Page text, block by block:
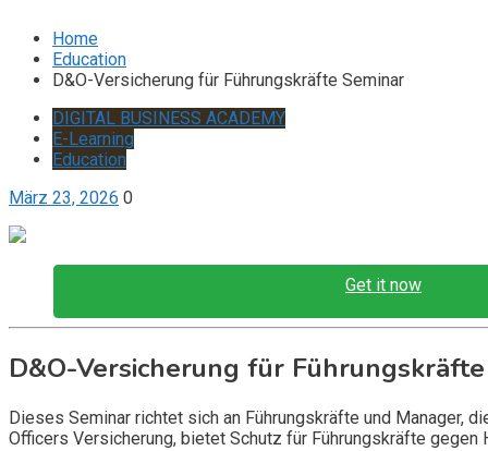
Home
Education
D&O-Versicherung für Führungskräfte Seminar
DIGITAL BUSINESS ACADEMY
E-Learning
Education
März 23, 2026 0
Get it now
D&O-Versicherung für
Dieses Seminar richtet sich an Führungskräfte und Manager,
Officers Versicherung, bietet Schutz für Führungskräfte